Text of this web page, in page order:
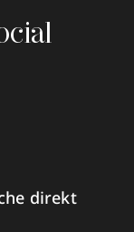
direkt